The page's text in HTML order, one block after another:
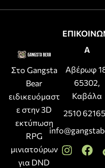
Στο Gangsta
Bear
ειδικευόμαστ
ε στην 3D
εκτύπωση
RPG
μινιατούρων
για DND
Α
Αβέρωφ
65302,
Καβάλα
2510